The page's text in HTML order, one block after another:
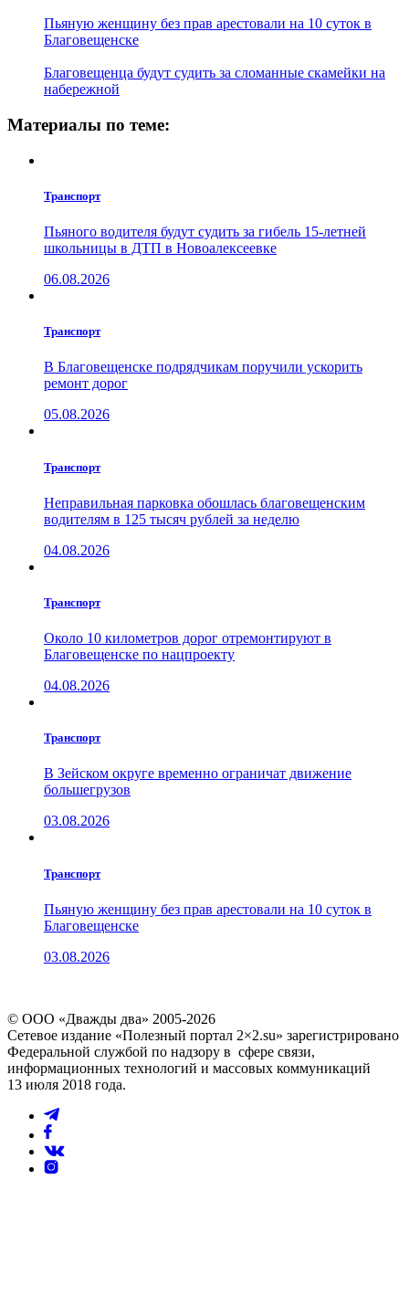
Пьяную женщину без прав арестовали на 10 суток в
Благовещенске
Благовещенца будут судить за сломанные скамейки на
набережной
Материалы по теме:
Транспорт
Пьяного водителя будут судить за гибель 15-летней
школьницы в ДТП в Новоалексеевке
06.08.2026
Транспорт
В Благовещенске подрядчикам поручили ускорить
ремонт дорог
05.08.2026
Транспорт
Неправильная парковка обошлась благовещенским
водителям в 125 тысяч рублей за неделю
04.08.2026
Транспорт
Около 10 километров дорог отремонтируют в
Благовещенске по нацпроекту
04.08.2026
Транспорт
В Зейском округе временно ограничат движение
большегрузов
03.08.2026
Транспорт
Пьяную женщину без прав арестовали на 10 суток в
Благовещенске
03.08.2026
© ООО «Дважды два» 2005-2026
Сетевое издание «Полезный портал 2×2.su» зарегистрировано
Федеральной службой по надзору в сфере связи,
информационных технологий и массовых коммуникаций
13 июля 2018 года.